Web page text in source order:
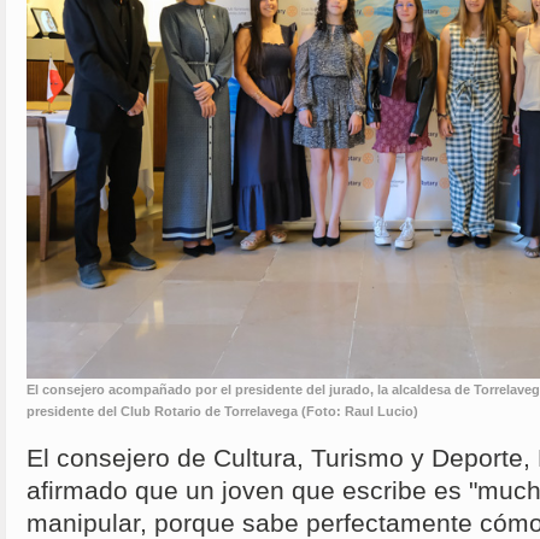
El consejero acompañado por el presidente del jurado, la alcaldesa de
presidente del Club Rotario de Torrelavega (Foto: Raul Lucio)
El consejero de Cultura, Turismo y
afirmado que un joven que escribe es
manipular, porque sabe perfectamente